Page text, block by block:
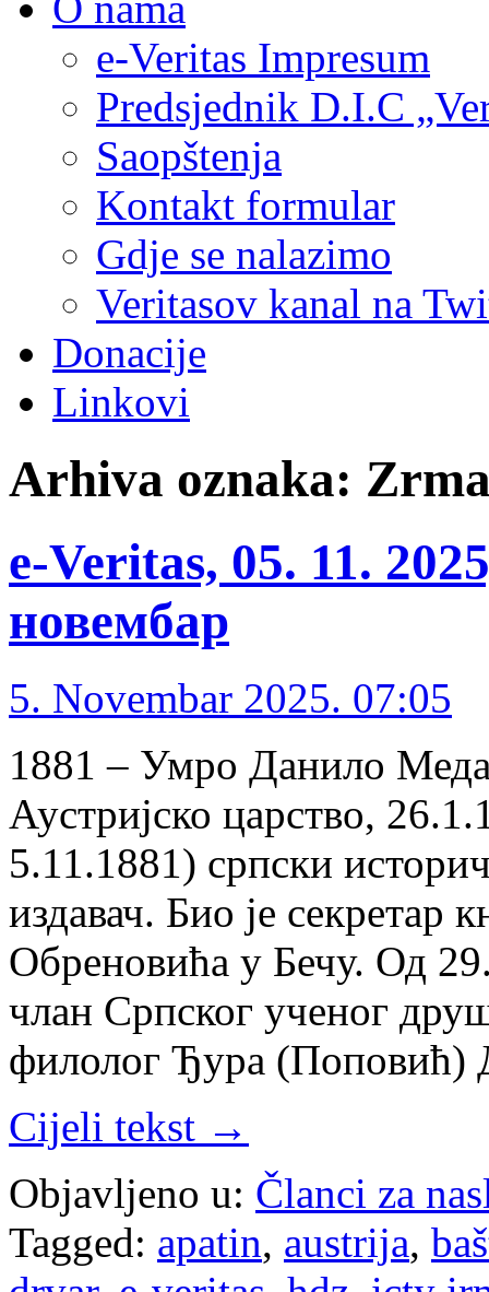
e-Veritas Impresum
Predsjednik D.I.C
Saopštenja
Kontakt formular
Gdje se nalazimo
Veritasov kanal na
Donacije
Linkovi
Arhiva oznaka:
e-Veritas, 05. 11.
новембар
5. Novembar 2025. 07:05
1881 – Умро Данило
Аустријско царство,
5.11.1881) српски
издавач. Био је секретар
Обреновића у Бечу. Од
члан Српског ученог
филолог Ђура
Cijeli tekst →
Objavljeno u: Članci za
Tagged: apatin, austrija,